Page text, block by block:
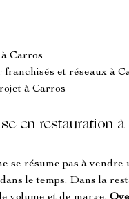
Carros
et réseaux à
à Carros
en restauration
se résume pas à
le temps. Dans la